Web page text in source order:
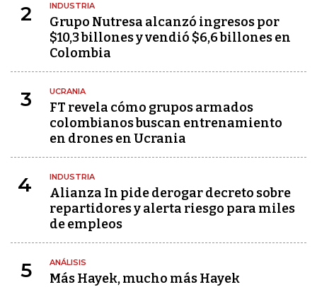
2 INDUSTRIA
Grupo Nutresa alcanzó ingresos por
$10,3 billones y vendió $6,6 billones en
Colombia
3 UCRANIA
FT revela cómo grupos armados
colombianos buscan entrenamiento
en drones en Ucrania
4 INDUSTRIA
Alianza In pide derogar decreto sobre
repartidores y alerta riesgo para miles
de empleos
5 ANÁLISIS
Más Hayek, mucho más Hayek